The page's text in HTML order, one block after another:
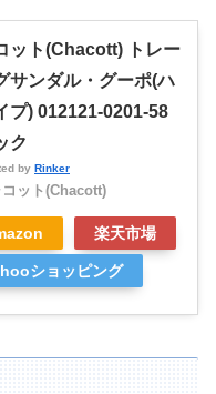
ット(Chacott) トレー
サンダル・グーポ(ハ
プ) 012121-0201-58
ク
by Rinker
ット(Chacott)
楽天市場
ショッピング